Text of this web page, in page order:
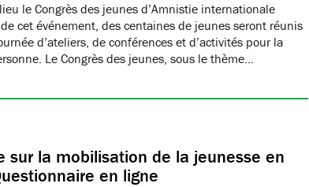
le Congrès des jeunes d’Amnistie internationale
cet événement, des centaines de jeunes seront réunis
d’ateliers, de conférences et d’activités pour la
Le Congrès des jeunes, sous le thème…
sur la mobilisation de la jeunesse en
en ligne